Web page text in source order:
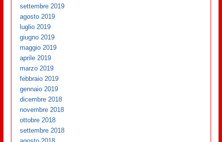
settembre 2019
agosto 2019
luglio 2019
giugno 2019
maggio 2019
aprile 2019
marzo 2019
febbraio 2019
gennaio 2019
dicembre 2018
novembre 2018
ottobre 2018
settembre 2018